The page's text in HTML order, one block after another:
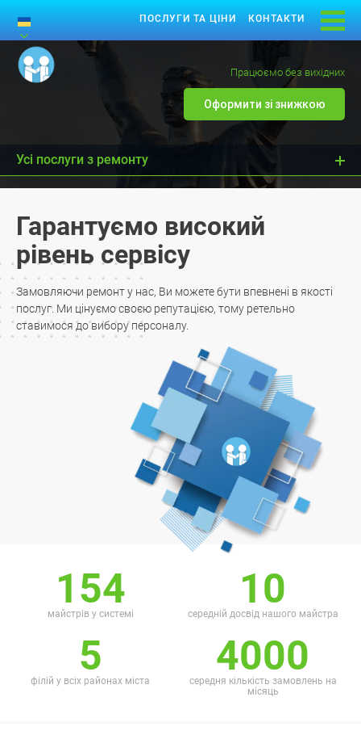
ПОСЛУГИ ТА ЦІНИ КОНТАКТИ
Працюємо без вихідних
Оформити зі знижкою
Усі послуги з ремонту
Гарантуємо високий
рівень сервісу
Замовляючи ремонт у нас, Ви можете бути впевнені в якості
послуг. Ми цінуємо своєю репутацією, тому ретельно
ставимося до вибору персоналу.
154
майстрів у системі
10
середній досвід нашого майстра
5
філій у всіх районах міста
4000
середня кількість замовлень на
місяць